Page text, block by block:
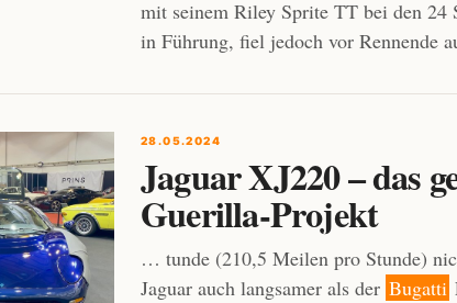
mit seinem Riley Sprite TT bei den 24
in Führung, fiel jedoch vor Rennende
28.05.2024
Jaguar XJ220 – das
Guerilla-Projekt
… tunde (210,5 Meilen pro Stunde)
Jaguar auch langsamer als der Bugatti